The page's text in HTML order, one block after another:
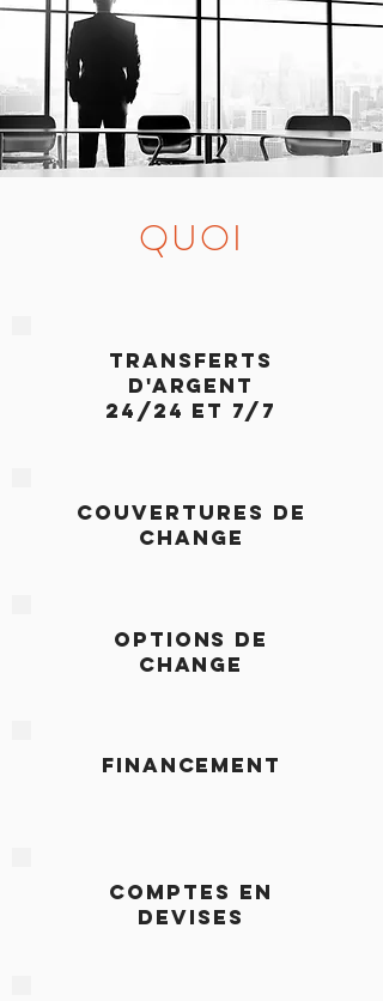
QUOI
TRANSFERTS
D'argent
24/24 et 7/7
COUVERTURES DE
CHANGE
OPTIONS DE
CHANGE
FINANCEMENT
COMPTES EN
DEVISES